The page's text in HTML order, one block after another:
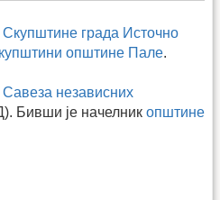
Скупштине града Источно
општине Пале.
Савеза независних
Бивши је начелник општине